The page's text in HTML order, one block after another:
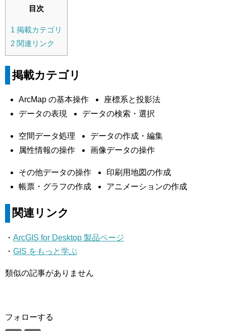
目次
1 掲載カテゴリ
2 関連リンク
掲載カテゴリ
ArcMap の基本操作
座標系と投影法
データの表現
データの検索・選択
空間データ処理
データの作成・編集
属性情報の操作
画像データの操作
その他データの操作
印刷用地図の作成
帳票・グラフの作成
アニメーションの作成
関連リンク
・ ArcGIS for Desktop 製品ページ
・ GIS をもっと学ぶ
類似の記事がありません
フォローする